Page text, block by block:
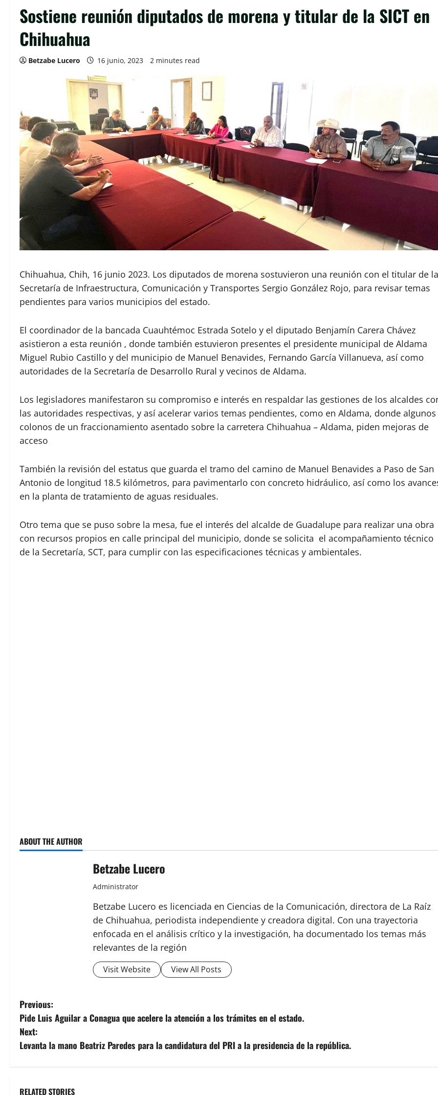
Sostiene reunión diputados de morena y titular de la SICT en
Chihuahua
Betzabe Lucero 16 junio, 2023 2 minutes read
Chihuahua, Chih, 16 junio 2023. Los diputados de morena sostuvieron una reunión con el titular de la
Secretaría de Infraestructura, Comunicación y Transportes Sergio González Rojo, para revisar temas
pendientes para varios municipios del estado.
El coordinador de la bancada Cuauhtémoc Estrada Sotelo y el diputado Benjamín Carera Chávez
asistieron a esta reunión , donde también estuvieron presentes el presidente municipal de Aldama
Miguel Rubio Castillo y del municipio de Manuel Benavides, Fernando García Villanueva, así como
autoridades de la Secretaría de Desarrollo Rural y vecinos de Aldama.
Los legisladores manifestaron su compromiso e interés en respaldar las gestiones de los alcaldes
las autoridades respectivas, y así acelerar varios temas pendientes, como en Aldama, donde algunos
colonos de un fraccionamiento asentado sobre la carretera Chihuahua – Aldama, piden mejoras de
acceso
También la revisión del estatus que guarda el tramo del camino de Manuel Benavides a Paso de San
Antonio de longitud 18.5 kilómetros, para pavimentarlo con concreto hidráulico, así como los
en la planta de tratamiento de aguas residuales.
Otro tema que se puso sobre la mesa, fue el interés del alcalde de Guadalupe para realizar una obra
con recursos propios en calle principal del municipio, donde se solicita el acompañamiento técnico
de la Secretaría, SCT, para cumplir con las especificaciones técnicas y ambientales.
ABOUT THE AUTHOR
Betzabe Lucero
Administrator
Betzabe Lucero es licenciada en Ciencias de la Comunicación, directora de La Raíz
de Chihuahua, periodista independiente y creadora digital. Con una trayectoria
enfocada en el análisis crítico y la investigación, ha documentado los temas más
relevantes de la región
Visit Website View All Posts
P
o
s
n
Previous:
Pide Luis Aguilar a Conagua que acelere la atención a los trámites en el estado.
Next:
Levanta la mano Beatriz Paredes para la candidatura del PRI a la presidencia de la república.
RELATED STORIES